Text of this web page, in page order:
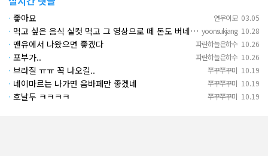
연우이모 03.05
· 좋아요
yoonsukjang 10.28
· 먹고 싶은 음식 실컷 먹고 그 영상으로 떼 돈도 버네 ㄷㄷ. 하고 싶은 것만 하고 부자되네.
파란하늘은하수 10.26
· 맨유에서 나왔으면 좋겠다
파란하늘은하수 10.26
· 포부가..
쭈꾸쭈꾸미 10.19
· 브라질 ㅠㅠ 꼭 나오길..
쭈꾸쭈꾸미 10.19
· 네이마르는 나가면 음바페만 좋겠네
쭈꾸쭈꾸미 10.19
· 호날두 ㅋㅋㅋㅋ